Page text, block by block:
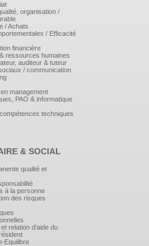
organisation /
/ Achats
/ Efficacité
financière
ressources humaines
auditeur & tuteur
/ communication
management
PAO & informatique
techniques
& SOCIAL
qualité et
à la personne
des risques
relation d'aide du
Equilibre